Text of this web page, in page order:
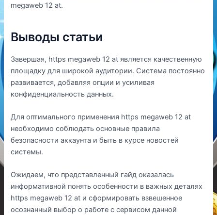
megaweb 12 at.
Выводы статьи
Завершая, https megaweb 12 at является качественную
площадку для широкой аудитории. Система постоянно
развивается, добавляя опции и усиливая
конфиденциальность данных.
Для оптимального применения https megaweb 12 at
необходимо соблюдать основные правила
безопасности аккаунта и быть в курсе новостей
системы.
Ожидаем, что представленный гайд оказалась
информативной понять особенности в важных деталях
https megaweb 12 at и сформировать взвешенное
осознанный выбор о работе с сервисом данной